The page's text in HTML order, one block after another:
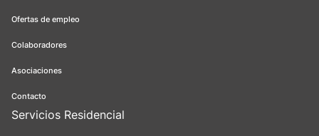
Ofertas de empleo
Colaboradores
Asociaciones
Contacto
Servicios Residencial